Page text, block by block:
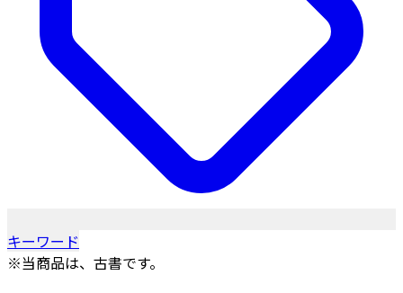
キーワード
※当商品は、古書です。